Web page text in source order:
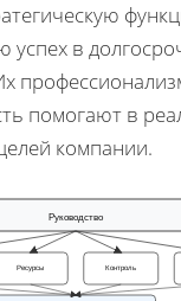
в
помогают в
компании.
Руководство
Ресурсы Контроль